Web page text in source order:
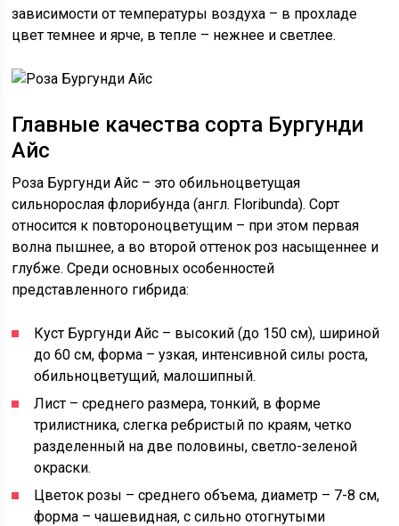
зависимости от температуры воздуха – в прохладе
цвет темнее и ярче, в тепле – нежнее и светлее.
Главные качества сорта Бургунди
Айс
Роза Бургунди Айс – это обильноцветущая
сильнорослая флорибунда (англ. Floribunda). Сорт
относится к повтороноцветущим – при этом первая
волна пышнее, а во второй оттенок роз насыщеннее и
глубже. Среди основных особенностей
представленного гибрида:
Куст Бургунди Айс – высокий (до 150 см), шириной
до 60 см, форма – узкая, интенсивной силы роста,
обильноцветущий, малошипный.
Лист – среднего размера, тонкий, в форме
трилистника, слегка ребристый по краям, четко
разделенный на две половины, светло-зеленой
окраски.
Цветок розы – среднего объема, диаметр – 7-8 см,
форма – чашевидная, с сильно отогнутыми